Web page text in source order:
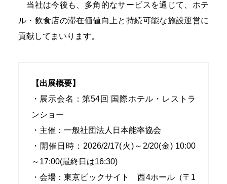
当社は今後も、多角的なサービスを通じて、ホテ
ル・飲食店の滞在価値向上と持続可能な施設運営に
貢献してまいります。
【出展概要】
・展示会名：第54回 国際ホテル・レストラ
ンショー
・主催：一般社団法人日本能率協会
・開催日時：2026/2/17(火)～2/20(金) 10:00
～17:00(最終日は16:30)
・会場：東京ビックサイト 西4ホール（〒1